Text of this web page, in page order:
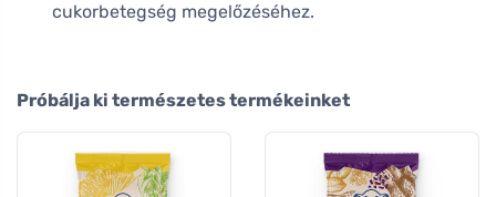
cukorbetegség megelőzéséhez.
Próbálja ki természetes termékeinket